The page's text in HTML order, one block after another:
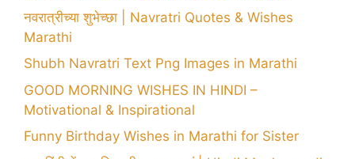
नवरात्रीच्या शुभेच्छा | Navratri Quotes & Wishes
Marathi
Shubh Navratri Text Png Images in Marathi
GOOD MORNING WISHES IN HINDI –
Motivational & Inspirational
Funny Birthday Wishes in Marathi for Sister